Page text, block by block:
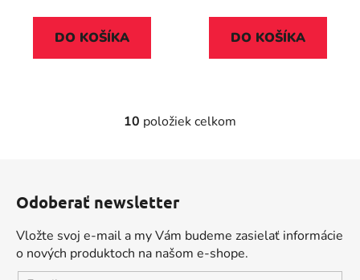
DO KOŠÍKA DO KOŠÍKA
O
d
c
i
e
10 položiek celkom
Odoberať newsletter
Vložte svoj e-mail a my Vám budeme zasielať informácie
o nových produktoch na našom e-shope.